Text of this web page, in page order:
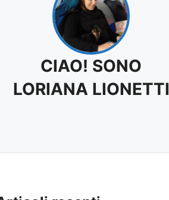
CIAO! SONO
LORIANA LIONETTI